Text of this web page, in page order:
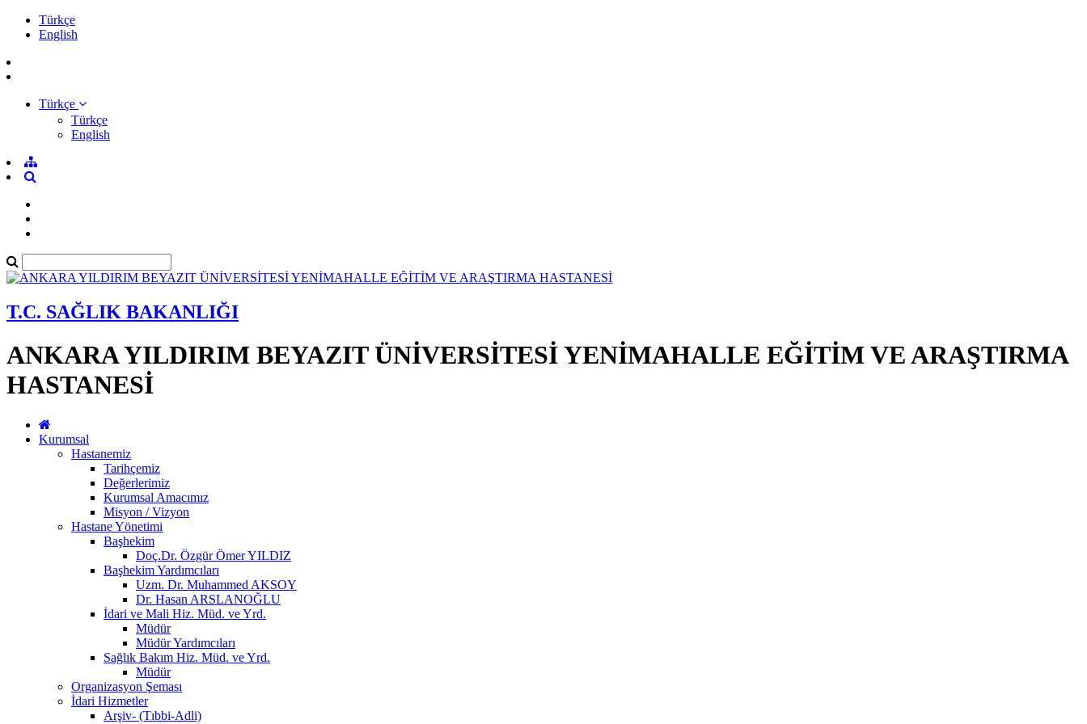
Türkçe
English
Türkçe
Türkçe
English
T.C. SAĞLIK BAKANLIĞI
ANKARA YILDIRIM BEYAZIT ÜNİVERSİTESİ YENİMAHALLE EĞİTİM VE ARAŞTIRMA
HASTANESİ
Kurumsal
Hastanemiz
Tarihçemiz
Değerlerimiz
Kurumsal Amacımız
Misyon / Vizyon
Hastane Yönetimi
Başhekim
Doç.Dr. Özgür Ömer YILDIZ
Başhekim Yardımcıları
Uzm. Dr. Muhammed AKSOY
Dr. Hasan ARSLANOĞLU
İdari ve Mali Hiz. Müd. ve Yrd.
Müdür
Müdür Yardımcıları
Sağlık Bakım Hiz. Müd. ve Yrd.
Müdür
Organizasyon Şeması
İdari Hizmetler
Arşiv- (Tıbbi-Adli)